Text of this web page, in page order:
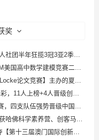
奖
揽3冠3亚2季，续写不败传奇！
高中数学建模竞赛二等奖！
】主办的夏令营有什么含金量呢？
人上榜+4人晋级创佳绩！
晋级中国站！并获得最佳团队奖！
学素养营、创客马拉松双授权
国际创新发明展】两个全球银奖！